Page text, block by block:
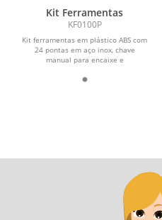
Kit Ferramentas
KF0100P
Kit ferramentas em plástico ABS com
24 pontas em aço inox, chave
manual para encaixe e